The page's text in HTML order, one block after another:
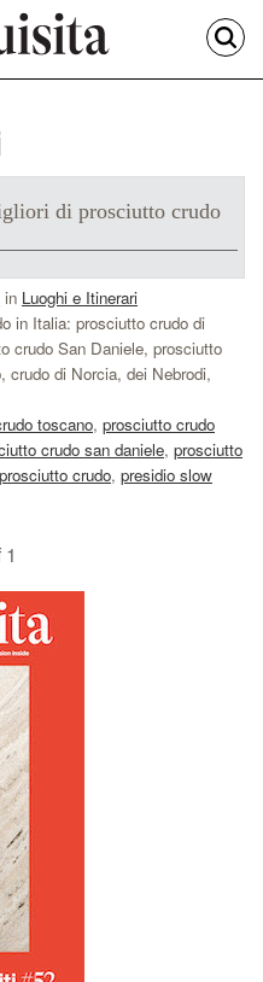
di prosciutto crudo
in Luoghi e Itinerari
in Italia: prosciutto crudo di
crudo San Daniele, prosciutto
crudo di Norcia, dei Nebrodi,
toscano, prosciutto crudo
crudo san daniele, prosciutto
prosciutto crudo, presidio slow